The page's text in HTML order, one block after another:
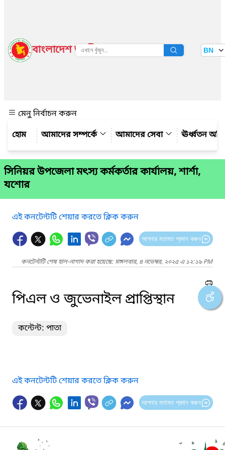
বাংলাদেশ জাতীয় তথ্য বাতায়ন BN
মেনু নির্বাচন করুন
আমাদের সম্পর্কে
আমাদের সেবা ঊর্ধ্বতন
সিনিয়র উপজেলা মৎস্য কর্মকর্তার কার্যালয়, শার্শা,
যশোর
এই কনটেন্টটি শেয়ার করতে ক্লিক করুন
আপনার মতামত প্রদান করুন
কনটেন্টটি শেষ হাল-নাগাদ করা হয়েছে: মঙ্গলবার, ৪ নভেম্বর, ২০২৫ এ ১২:১৯ PM
পিএল ও জুভেনাইল প্রাপ্তিস্থান
কন্টেন্ট: পাতা
এই কনটেন্টটি শেয়ার করতে ক্লিক করুন
আপনার মতামত প্রদান করুন